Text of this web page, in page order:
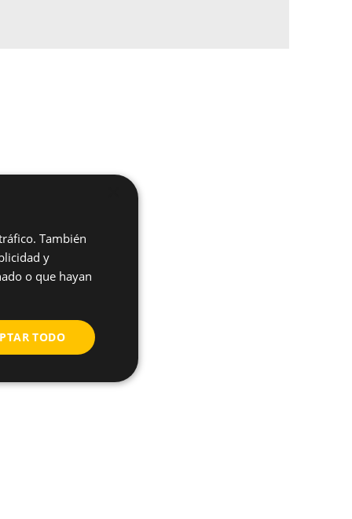
También
y
o que hayan
TODO